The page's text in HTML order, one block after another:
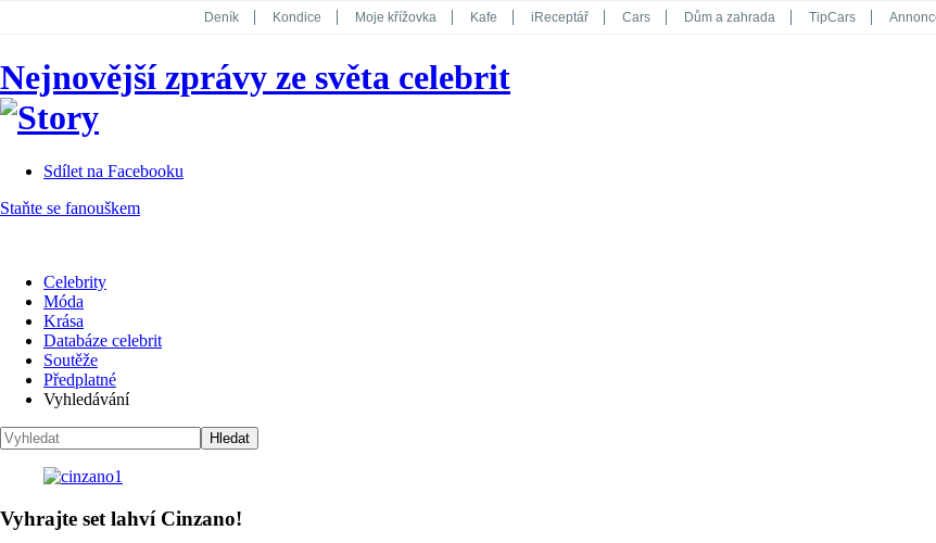
Deník Kondice Moje křížovka Kafe iReceptář Cars Dům a zahrada TipCars
Koktejl
Nejnovější zprávy ze světa celebrit
Sdílet na Facebooku
Staňte se fanouškem
Celebrity
Móda
Krása
Databáze celebrit
Soutěže
Předplatné
Vyhledávání
Vyhrajte set lahví Cinzano!